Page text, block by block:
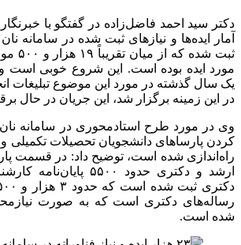
دکتر سید احمد فاضل‌زاده در گفتگو با
مورد ایده بوده است. این شروع خوبی است و
یک سال گذشته در مورد این موضوع تبلیغات
در این زمینه برگزار شد، این جریان در حال
وی در مورد طرح استادمحوری در سامانه
کردن پارساهای دانشجویان تحصیلات
راه‌اندازی شده است، توضیح داد: در قسمت
ارشد و دکتری حدود ۵۵۰۰
رساله‌های دکتری است که به صورت
شده است.